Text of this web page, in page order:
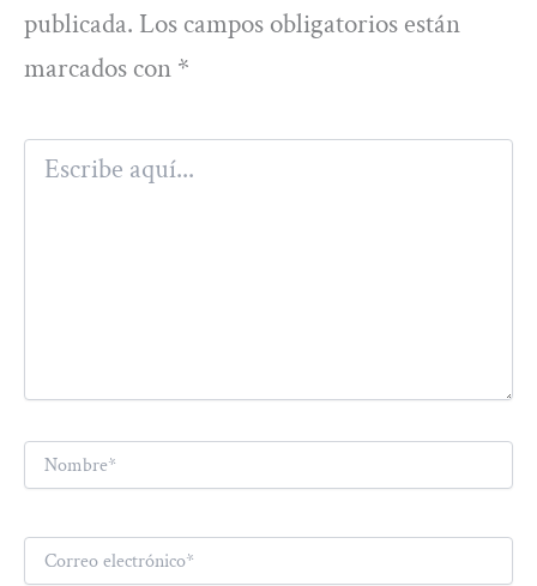
publicada. Los campos obligatorios están
marcados con *
Escribe
aquí...
Correo
electrónico*